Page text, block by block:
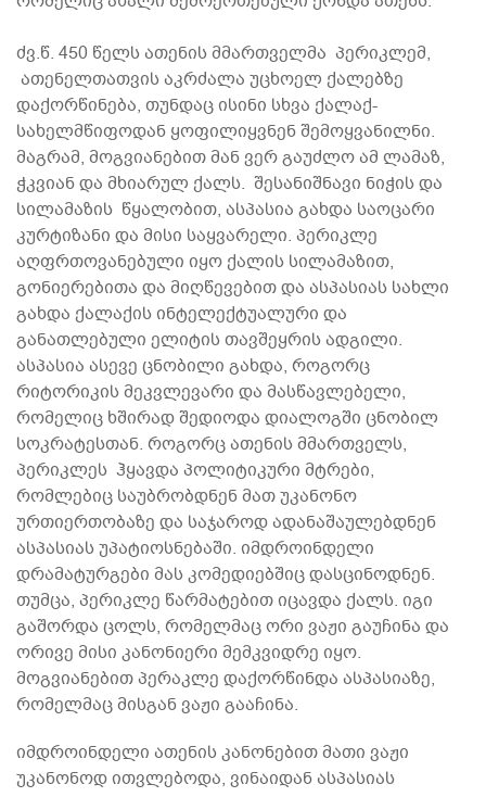
ძვ.წ. 450 წელს ათენის მმართველმა პერიკლემ,
ათენელთათვის აკრძალა უცხოელ ქალებზე
დაქორწინება, თუნდაც ისინი სხვა ქალაქ-
სახელმწიფოდან ყოფილიყვნენ შემოყვანილნი.
მაგრამ, მოგვიანებით მან ვერ გაუძლო ამ ლამაზ,
ჭკვიან და მხიარულ ქალს. შესანიშნავი ნიჭის და
სილამაზის წყალობით, ასპასია გახდა საოცარი
კურტიზანი და მისი საყვარელი. პერიკლე
აღფრთოვანებული იყო ქალის სილამაზით,
გონიერებითა და მიღწევებით და ასპასიას სახლი
გახდა ქალაქის ინტელექტუალური და
განათლებული ელიტის თავშეყრის ადგილი.
ასპასია ასევე ცნობილი გახდა, როგორც
რიტორიკის მეკვლევარი და მასწავლებელი,
რომელიც ხშირად შედიოდა დიალოგში ცნობილ
სოკრატესთან. როგორც ათენის მმართველს,
პერიკლეს ჰყავდა პოლიტიკური მტრები,
რომლებიც საუბრობდნენ მათ უკანონო
ურთიერთობაზე და საჯაროდ ადანაშაულებდნენ
ასპასიას უპატიოსნებაში. იმდროინდელი
დრამატურგები მას კომედიებშიც დასცინოდნენ.
თუმცა, პერიკლე წარმატებით იცავდა ქალს. იგი
გაშორდა ცოლს, რომელმაც ორი ვაჟი გაუჩინა და
ორივე მისი კანონიერი მემკვიდრე იყო.
მოგვიანებით პერაკლე დაქორწინდა ასპასიაზე,
რომელმაც მისგან ვაჟი გააჩინა.
იმდროინდელი ათენის კანონებით მათი ვაჟი
უკანონოდ ითვლებოდა, ვინაიდან ასპასიას